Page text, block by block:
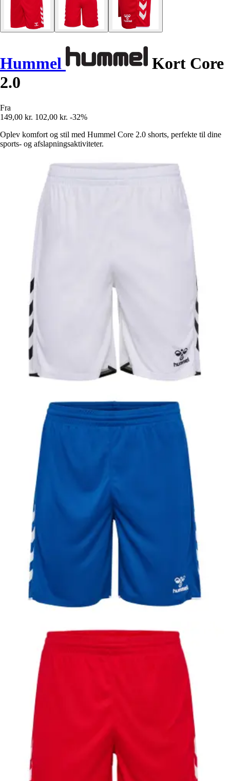
Hummel
Kort Core
2.0
Fra
149,00 kr. 102,00 kr. -32%
Oplev komfort og stil med Hummel Core 2.0 shorts, perfekte til dine
sports- og afslapningsaktiviteter.